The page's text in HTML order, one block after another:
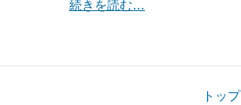
続きを読む…
トップ